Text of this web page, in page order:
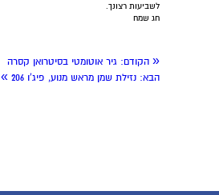
לשביעות רצונך.
חג שמח
« הקודם: גיר אוטומטי בסיטרואן קסרה
הבא: נזילת שמן מראש מנוע, פיג'ו 206 »